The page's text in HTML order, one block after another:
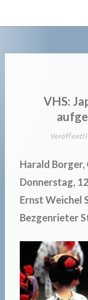
VHS:
Harald Borger,
Donnerstag,
Ernst Weichel
Bezgenrieter